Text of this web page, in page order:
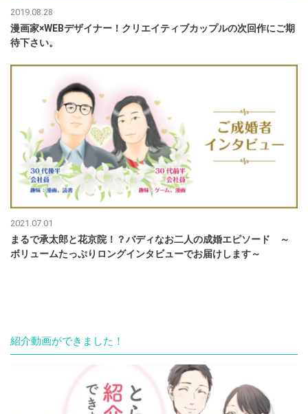
2019.08.28
漫画家×WEBデザイナー！クリエイティブカップルの次回作にご期
待下さい。
2021.07.01
まるで承太郎と花京院！？バディなお二人の成婚エピソード ～
ボリュームたっぷりロングインタビューでお届けします～
紹介動画ができました！